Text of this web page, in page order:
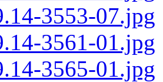
3553-07.jpg
3561-01.jpg
3565-01.jpg